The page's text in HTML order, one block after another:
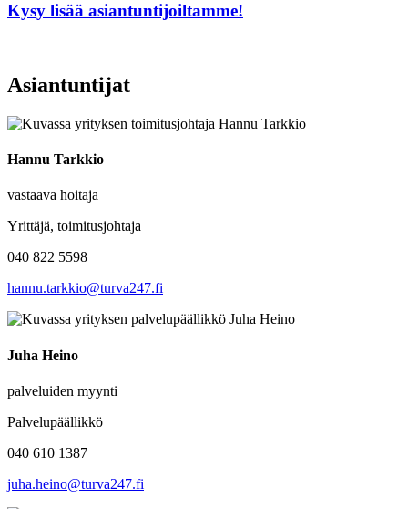
Kysy lisää asiantuntijoiltamme!
Asiantuntijat
Hannu Tarkkio
vastaava hoitaja
Yrittäjä, toimitusjohtaja
040 822 5598
hannu.tarkkio@turva247.fi
Juha Heino
palveluiden myynti
Palvelupäällikkö
040 610 1387
juha.heino@turva247.fi